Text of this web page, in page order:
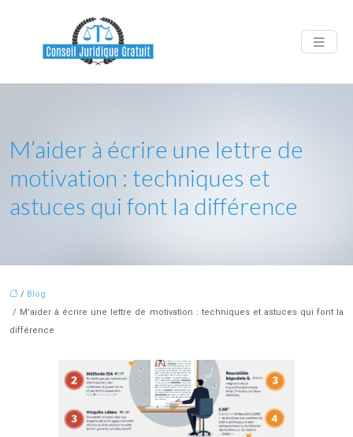
M’aider à écrire une lettre de
motivation : techniques et
astuces qui font la différence
/ Blog
/ M’aider à écrire une lettre de motivation : techniques et astuces qui font la
différence